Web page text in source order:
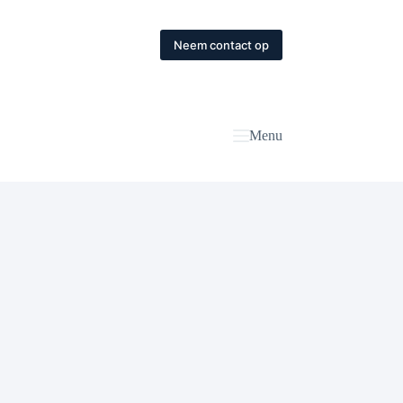
Neem contact op
Menu